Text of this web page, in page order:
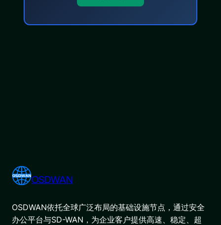
OSDWAN
OSDWAN依托全球广泛布局的基础设施节点，通过安全
办公平台与SD-WAN，为企业客户提供高速、稳定、超